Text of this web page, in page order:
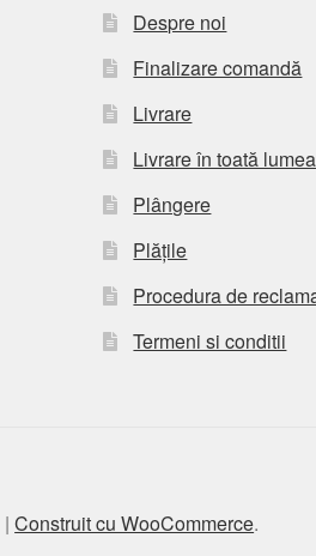
Despre noi
Finalizare comandă
Livrare
Livrare în toată lumea
Plângere
Plățile
Procedura de
Termeni si conditii
Construit cu WooCommerce.